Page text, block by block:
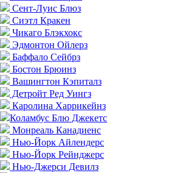
Сент-Луис Блюз
Сиэтл Кракен
Чикаго Блэкхокс
Эдмонтон Ойлерз
Баффало Сейбрз
Бостон Брюинз
Вашингтон Кэпиталз
Детройт Ред Уингз
Каролина Харрикейнз
Коламбус Блю Джекетс
Монреаль Канадиенс
Нью-Йорк Айлендерс
Нью-Йорк Рейнджерс
Нью-Джерси Девилз